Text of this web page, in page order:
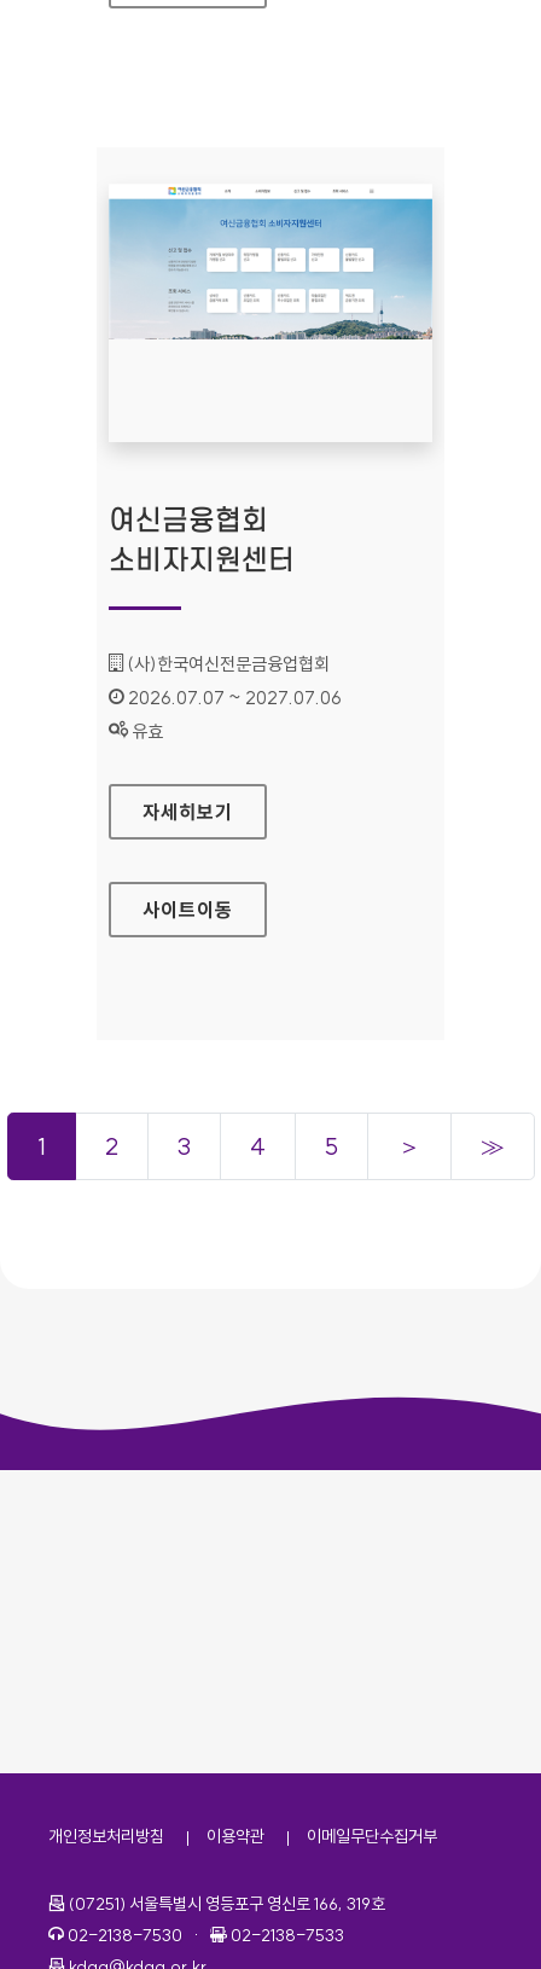
여신금융협회
소비자지원센터
기관명 :
(사)한국여신전문금융업협회
인증기간 :
2026.07.07 ~ 2027.07.06
상태 :
유효
여신금융협회 소비자지원센터
자세히보기
사이트이동
1 2 3 4 5 ＞ ≫
개인정보처리방침 이용약관 이메일무단수집거부
주소
(07251) 서울특별시 영등포구 영신로 166, 319호
전화번호
02-2138-7530 · 팩스번호
02-2138-7533